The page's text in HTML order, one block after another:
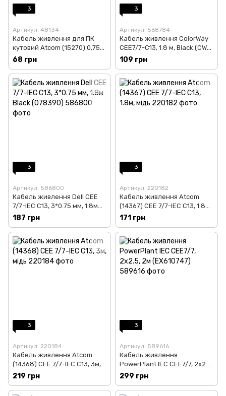
3
Артикул: 48134
Кабель живлення для ПК
кутовий Atcom (15270) 0,75
мм CEE 7 / 7- IEC C13, 1.8 м
68 грн
3
Артикул: 568784
Кабель живлення ColorWay
CEE7/7-C13, 1.8 м, Black (CW-
CBP082-BK)
109 грн
3
Артикул: 586800
Кабель живлення Dell CEE
7/7-IEC C13, 3*0.75 мм, 1.8м
Black (078390)
187 грн
3
Артикул: 220182
Кабель живлення Atcom
(14367) CEE 7/7-IEC C13, 1.8м,
мідь
171 грн
3
Артикул: 220184
Кабель живлення Atcom
(14368) CEE 7/7-IEC C13, 3м,
мідь
219 грн
3
Артикул: 589616
Кабель живлення
PowerPlant IEC CEE7/7, 2x2.5,
2м (EX610747)
299 грн